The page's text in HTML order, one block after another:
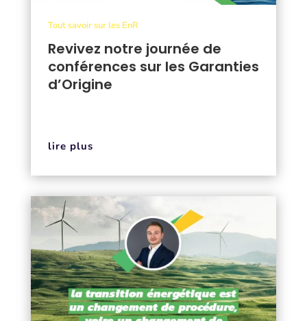
Revivez notre journée de
conférences sur les Garanties
d’Origine
Tout savoir sur les EnR
lire plus